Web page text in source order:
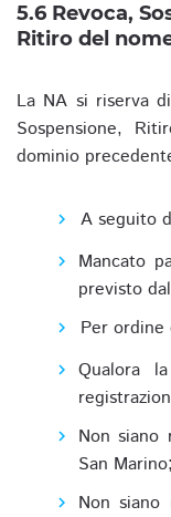
5.6 Revoca,
Ritiro del
La NA si riserva
Sospensione,
dominio
A seguito
Mancato
previsto
Per ordine
Qualora
Non siano
San Marino;
Non